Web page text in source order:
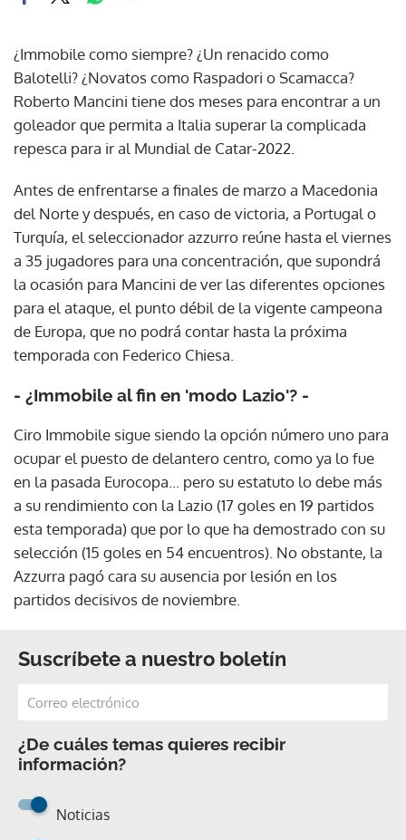
¿Immobile como siempre? ¿Un renacido como
Balotelli? ¿Novatos como Raspadori o Scamacca?
Roberto Mancini tiene dos meses para encontrar a un
goleador que permita a Italia superar la complicada
repesca para ir al Mundial de Catar-2022.
Antes de enfrentarse a finales de marzo a Macedonia
del Norte y después, en caso de victoria, a Portugal o
Turquía, el seleccionador azzurro reúne hasta el viernes
a 35 jugadores para una concentración, que supondrá
la ocasión para Mancini de ver las diferentes opciones
para el ataque, el punto débil de la vigente campeona
de Europa, que no podrá contar hasta la próxima
temporada con Federico Chiesa.
- ¿Immobile al fin en 'modo Lazio'? -
Ciro Immobile sigue siendo la opción número uno para
ocupar el puesto de delantero centro, como ya lo fue
en la pasada Eurocopa... pero su estatuto lo debe más
a su rendimiento con la Lazio (17 goles en 19 partidos
esta temporada) que por lo que ha demostrado con su
selección (15 goles en 54 encuentros). No obstante, la
Azzurra pagó cara su ausencia por lesión en los
partidos decisivos de noviembre.
Suscríbete a nuestro boletín
¿De cuáles temas quieres recibir
información?
Noticias